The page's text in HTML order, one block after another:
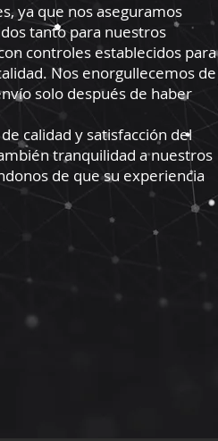
ya que nos aseguramos
tanto para nuestros
controles establecidos para
Nos enorgullecemos de
solo después de haber
calidad y satisfacción del
tranquilidad a nuestros
de que su experiencia